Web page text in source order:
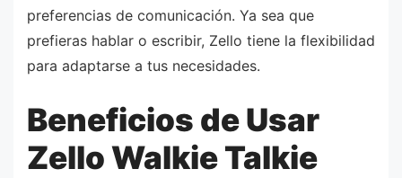
preferencias de comunicación. Ya sea que
prefieras hablar o escribir, Zello tiene la flexibilidad
para adaptarse a tus necesidades.
Beneficios de Usar
Zello Walkie Talkie